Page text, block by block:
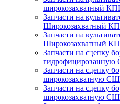
широкозахватный
Запчасти на
Широкозахватный
Запчасти на
Широкозахватный
Запчасти на сцепку
гидрофицированную
Запчасти на сцепку
широкозахватную
Запчасти на сцепку
широкозахватную